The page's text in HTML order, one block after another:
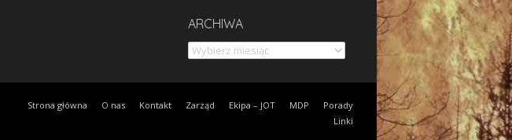
ARCHIWA
Archiwa
Strona główna O nas Kontakt Zarząd Ekipa – JOT MDP
Porady
Linki